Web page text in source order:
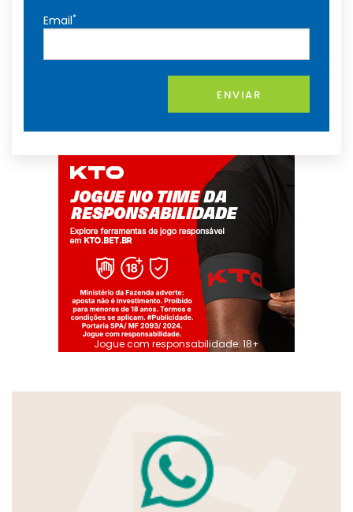
Email*
ENVIAR
Jogue com responsabilidade. 18+